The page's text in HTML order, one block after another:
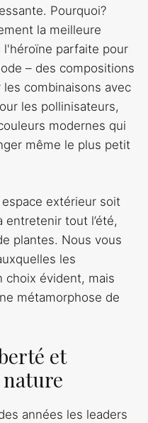
Pourquoi?
la meilleure
l'héroïne parfaite pour
– des compositions
combinaisons avec
les pollinisateurs,
modernes qui
même le plus petit
extérieur soit
tout l’été,
plantes. Nous vous
les
choix évident, mais
métamorphose de
et
nature
années les leaders